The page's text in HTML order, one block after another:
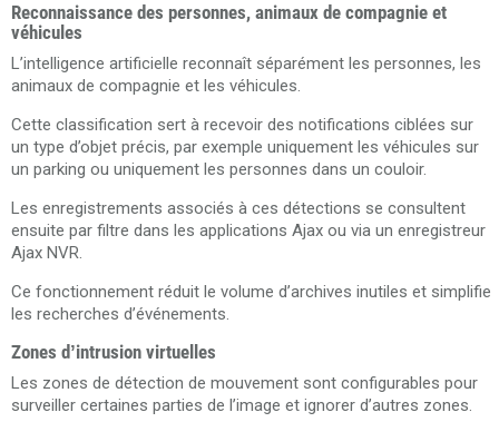
Reconnaissance des personnes, animaux de compagnie et
véhicules
L’intelligence artificielle reconnaît séparément les personnes, les
animaux de compagnie et les véhicules.
Cette classification sert à recevoir des notifications ciblées sur
un type d’objet précis, par exemple uniquement les véhicules sur
un parking ou uniquement les personnes dans un couloir.
Les enregistrements associés à ces détections se consultent
ensuite par filtre dans les applications Ajax ou via un enregistreur
Ajax NVR.
Ce fonctionnement réduit le volume d’archives inutiles et simplifie
les recherches d’événements.
Zones d’intrusion virtuelles
Les zones de détection de mouvement sont configurables pour
surveiller certaines parties de l’image et ignorer d’autres zones.